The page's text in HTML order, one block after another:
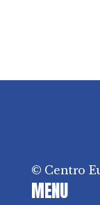
© Centro
MENU